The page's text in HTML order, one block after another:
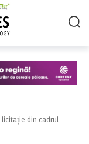
licitaţie din cadrul